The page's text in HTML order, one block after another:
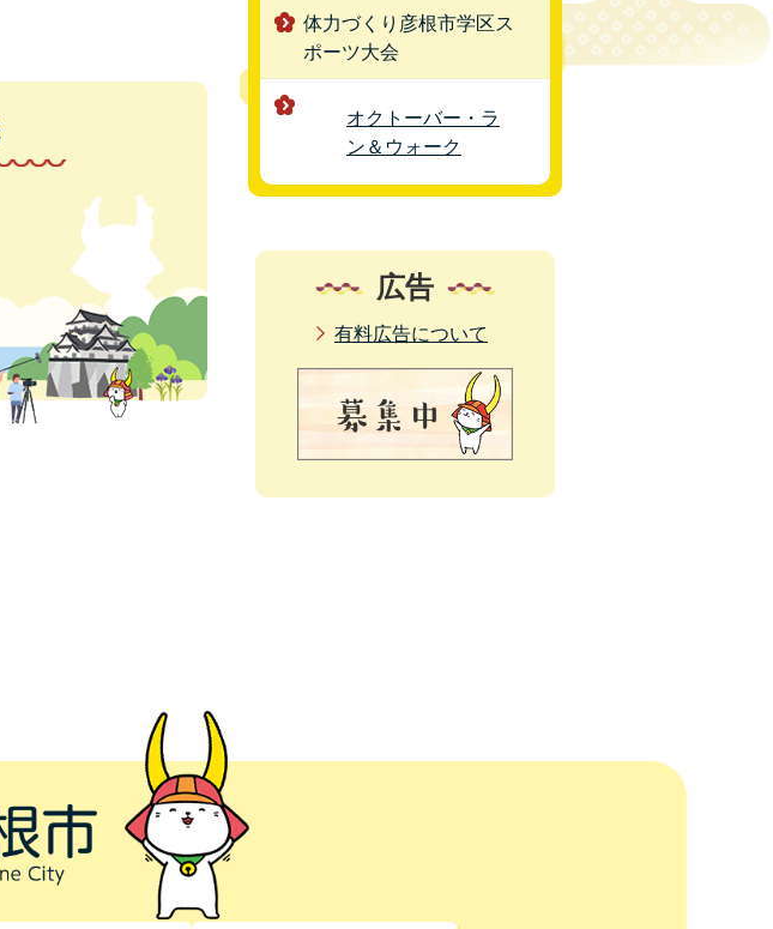
体力づくり彦根市学区ス
ポーツ大会
オクトーバー・ラ
ン＆ウォーク
広告
有料広告について